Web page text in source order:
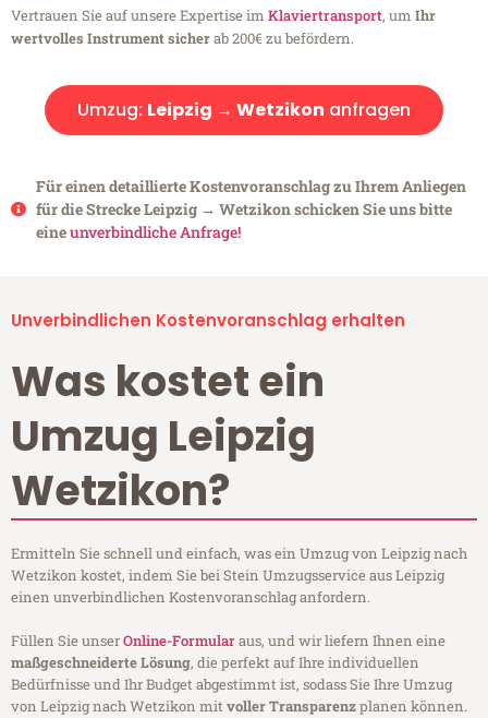
Vertrauen Sie auf unsere Expertise im Klaviertransport, um Ihr
wertvolles Instrument sicherab 200€ zu befördern.
Umzug: Leipzig → Wetzikon anfragen
Für einen detaillierte Kostenvoranschlag zu Ihrem Anliegen
für die Strecke Leipzig → Wetzikon schicken Sie uns bitte
eineunverbindliche Anfrage!
Unverbindlichen Kostenvoranschlag erhalten
Was kostet ein
Umzug Leipzig
Wetzikon?
Ermitteln Sie schnell und einfach, was ein Umzug von Leipzig nach
Wetzikon kostet, indem Sie bei Stein Umzugsservice aus Leipzig
einen unverbindlichen Kostenvoranschlag anfordern.
Füllen Sie unserOnline-Formularaus, und wir liefern Ihnen eine
maßgeschneiderte Lösung, die perfekt auf Ihre individuellen
Bedürfnisse und Ihr Budget abgestimmt ist, sodass Sie Ihre Umzug
von Leipzig nach Wetzikon mitvoller Transparenzplanen können.